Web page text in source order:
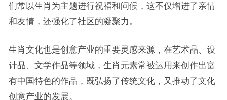
们常以生肖为主题进行祝福和问候，这不仅增进了亲情
和友情，还强化了社区的凝聚力。
生肖文化也是创意产业的重要灵感来源，在艺术品、设
计品、文学作品等领域，生肖元素常被运用来创作出富
有中国特色的作品，既弘扬了传统文化，又推动了文化
创意产业的发展。